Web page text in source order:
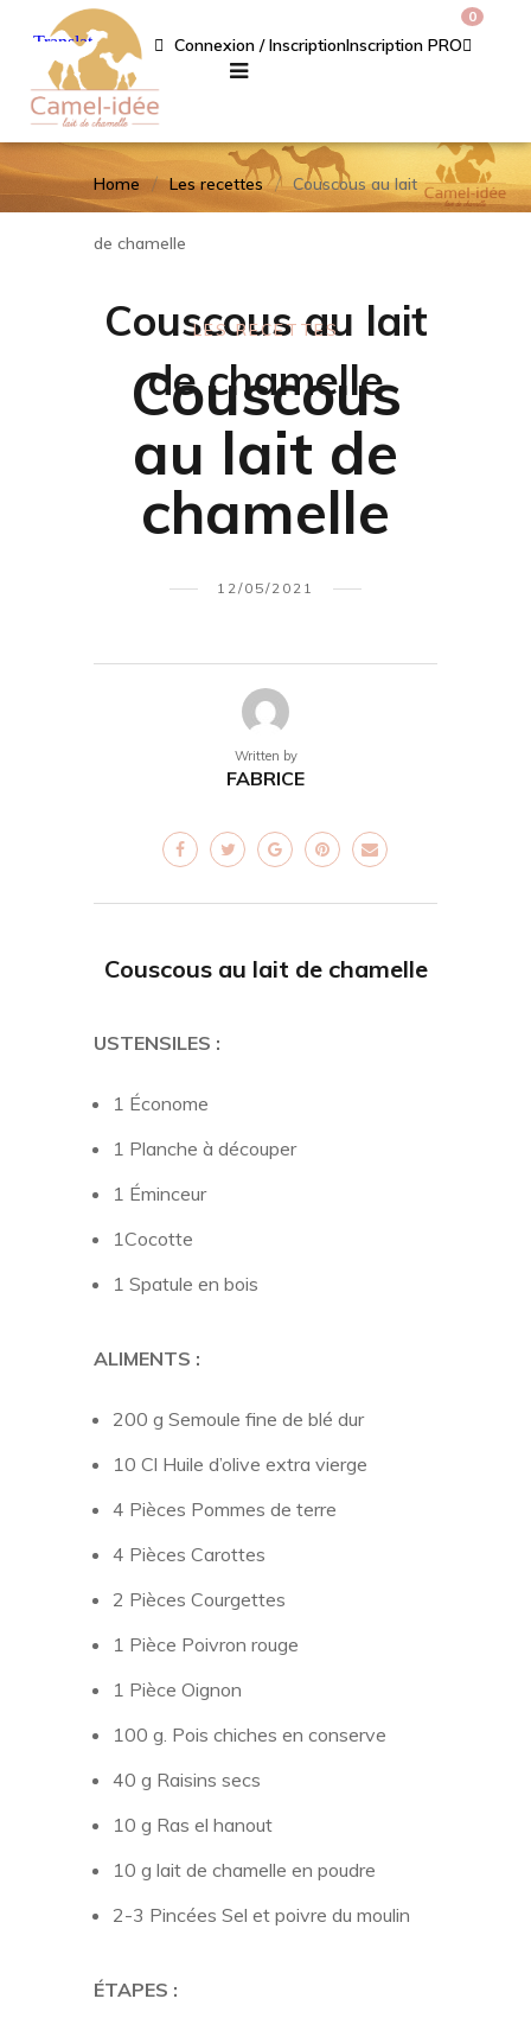
Connexion / InscriptionInscription PRO
0
Home Les recettes Couscous au lait
de chamelle
Couscous au lait
de chamelle
LES RECETTES
Couscous
au lait de
chamelle
12/05/2021
Written by
FABRICE
Couscous au lait de chamelle
USTENSILES :
1 Économe
1 Planche à découper
1 Éminceur
1Cocotte
1 Spatule en bois
ALIMENTS :
200 g Semoule fine de blé dur
10 Cl Huile d’olive extra vierge
4 Pièces Pommes de terre
4 Pièces Carottes
2 Pièces Courgettes
1 Pièce Poivron rouge
1 Pièce Oignon
100 g. Pois chiches en conserve
40 g Raisins secs
10 g Ras el hanout
10 g lait de chamelle en poudre
2-3 Pincées Sel et poivre du moulin
ÉTAPES :